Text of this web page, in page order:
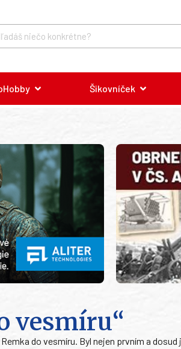
Šikovníček
vesmíru“
do vesmíru. Byl nejen prvním a